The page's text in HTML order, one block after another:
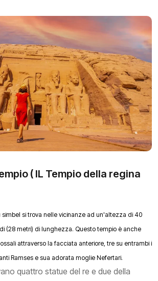
( IL Tempio della regina
si trova nelle vicinanze ad un'altezza di 40
(28 metri) di lunghezza. Questo tempio è anche
attraverso la facciata anteriore, tre su entrambi i
Ramses e sua adorata moglie Nefertari.
quattro statue del re e due della